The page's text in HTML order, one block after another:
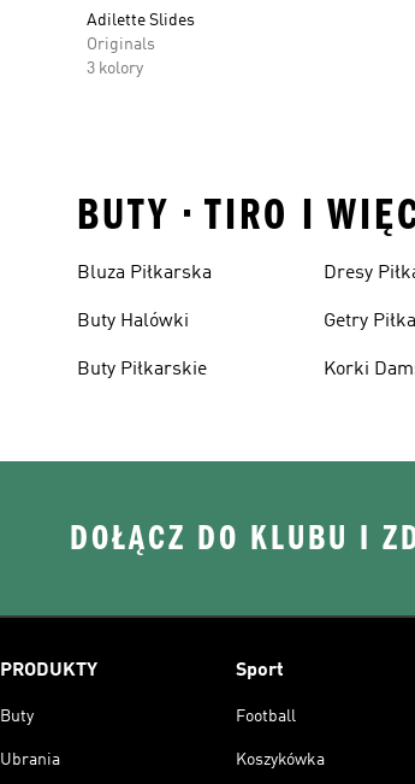
Adilette Slides
Originals
3 kolory
BUTY • TIRO I
Bluza Piłkarska
Buty Halówki
Buty Piłkarskie
Dresy
Getry
Korki
DOŁĄCZ DO KLUBU I
PRODUKTY
Buty
Ubrania
Sport
Football
Koszykówka